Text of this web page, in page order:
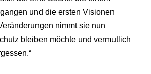
und die ersten Visionen
nimmt sie nun
bleiben möchte und vermutlich